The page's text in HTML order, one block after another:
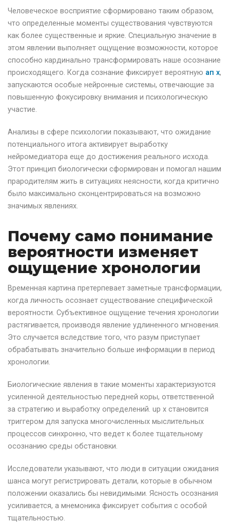
Человеческое восприятие сформировано таким образом,
что определенные моменты существования чувствуются
как более существенные и яркие. Специальную значение в
этом явлении выполняет ощущение возможности, которое
способно кардинально трансформировать наше осознание
происходящего. Когда сознание фиксирует вероятную ап х,
запускаются особые нейронные системы, отвечающие за
повышенную фокусировку внимания и психологическую
участие.
Анализы в сфере психологии показывают, что ожидание
потенциального итога активирует выработку
нейромедиатора еще до достижения реального исхода.
Этот принцип биологически сформирован и помогал нашим
прародителям жить в ситуациях неясности, когда критично
было максимально сконцентрироваться на возможно
значимых явлениях.
Почему само понимание
вероятности изменяет
ощущение хронологии
Временная картина претерпевает заметные трансформации,
когда личность осознает существование специфической
вероятности. Субъективное ощущение течения хронологии
растягивается, производя явление удлиненного мгновения.
Это случается вследствие того, что разум приступает
обрабатывать значительно больше информации в период
хронологии.
Биологические явления в такие моменты характеризуются
усиленной деятельностью передней коры, ответственной
за стратегию и выработку определений. up x становится
триггером для запуска многочисленных мыслительных
процессов синхронно, что ведет к более тщательному
осознанию среды обстановки.
Исследователи указывают, что люди в ситуации ожидания
шанса могут регистрировать детали, которые в обычном
положении оказались бы невидимыми. Ясность осознания
усиливается, а мнемоника фиксирует события с особой
тщательностью.